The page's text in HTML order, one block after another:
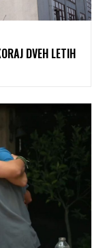
DVEH LETIH